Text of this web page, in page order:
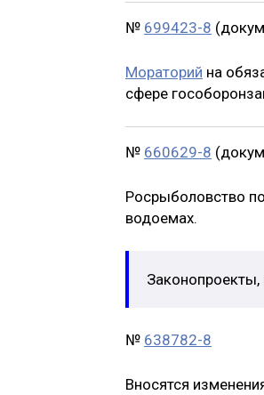
№ 699423-8
Мораторий на
сфере
№ 660629-8
Росрыболовство
водоемах.
Законопроекты,
№ 638782-8
Вносятся